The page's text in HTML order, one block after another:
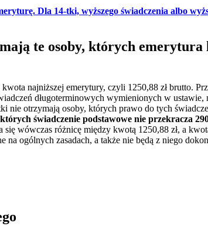
Dla 14-tki, wyższego świadczenia albo
te osoby, których
najniższej emerytury, czyli 1250,88 zł brutto.
długoterminowych wymienionych w
nie otrzymają osoby, których prawo do tych
świadczenie podstawowe nie przekracza
wówczas różnicę między kwotą 1250,88 zł, a
na ogólnych zasadach, a także nie będą z niego